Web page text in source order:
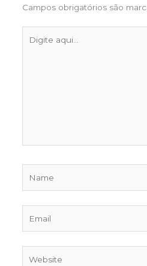
Campos obrigatórios são
aqui...